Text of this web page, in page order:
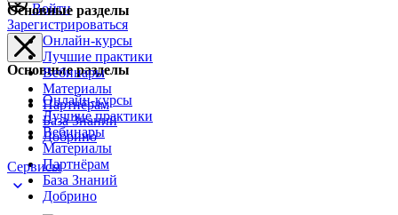
Войти
Зарегистрироваться
Основные разделы
Онлайн-курсы
Лучшие практики
Вебинары
Материалы
Партнёрам
База Знаний
Добрино
Основные разделы
Онлайн-курсы
Лучшие практики
Вебинары
Материалы
Партнёрам
База Знаний
Добрино
Сервисы